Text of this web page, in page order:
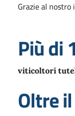
Grazie al nostro
Più di
viticoltori
Oltre il